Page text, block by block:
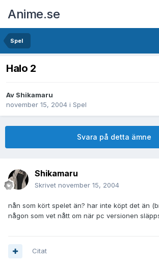
Anime.se
Spel
Halo 2
Av Shikamaru
november 15, 2004 i Spel
Svara på detta ämne
Shikamaru
Skrivet november 15, 2004
nån som kört spelet än? har inte köpt det än
någon som vet nått om när pc versionen
Citat